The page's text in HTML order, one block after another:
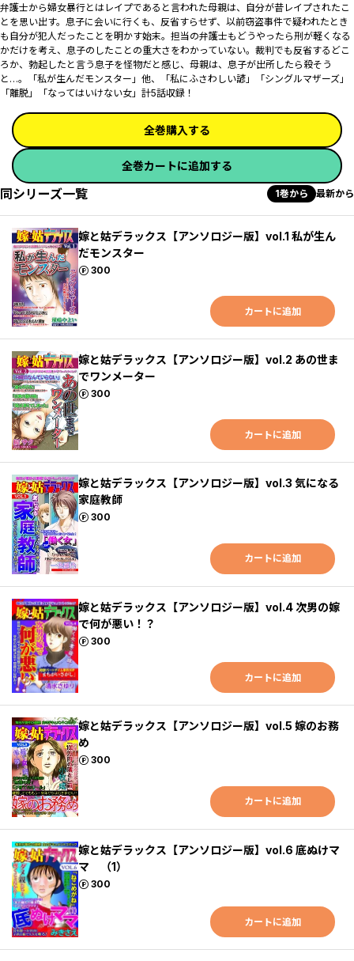
弁護士から婦女暴行とはレイプであると言われた母親は、自分が昔レイプされたこ
とを思い出す。息子に会いに行くも、反省すらせず、以前窃盗事件で疑われたとき
も自分が犯人だったことを明かす始末。担当の弁護士もどうやったら刑が軽くなる
かだけを考え、息子のしたことの重大さをわかっていない。裁判でも反省するどこ
ろか、勃起したと言う息子を怪物だと感じ、母親は、息子が出所したら殺そう
と…。「私が生んだモンスター」他、「私にふさわしい諺」「シングルマザーズ」
「離脱」「なってはいけない女」計5話収録！
全巻購入する
全巻カートに追加する
同シリーズ一覧 1巻から 最新から
嫁と姑デラックス【アンソロジー版】vol.1 私が生ん
だモンスター
300
ポイント
カートに追加
嫁と姑デラックス【アンソロジー版】vol.2 あの世ま
でワンメーター
300
ポイント
カートに追加
嫁と姑デラックス【アンソロジー版】vol.3 気になる
家庭教師
300
ポイント
カートに追加
嫁と姑デラックス【アンソロジー版】vol.4 次男の嫁
で何が悪い！？
300
ポイント
カートに追加
嫁と姑デラックス【アンソロジー版】vol.5 嫁のお務
め
300
ポイント
カートに追加
嫁と姑デラックス【アンソロジー版】vol.6 底ぬけマ
マ （1）
300
ポイント
カートに追加